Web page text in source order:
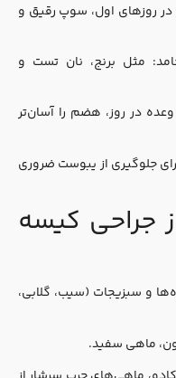
اول، سوپ رقیق و
مثل برنج، نان تست و
کوچک و مکرر: ۵ تا ۶ وعده در روز، هضم را آسان‌تر
۱۰ لیوان برای جلوگیری از یبوست ضروری
جراحی کیسه
و سبزیجات (سیب، گلابی،
ماهی سفید.